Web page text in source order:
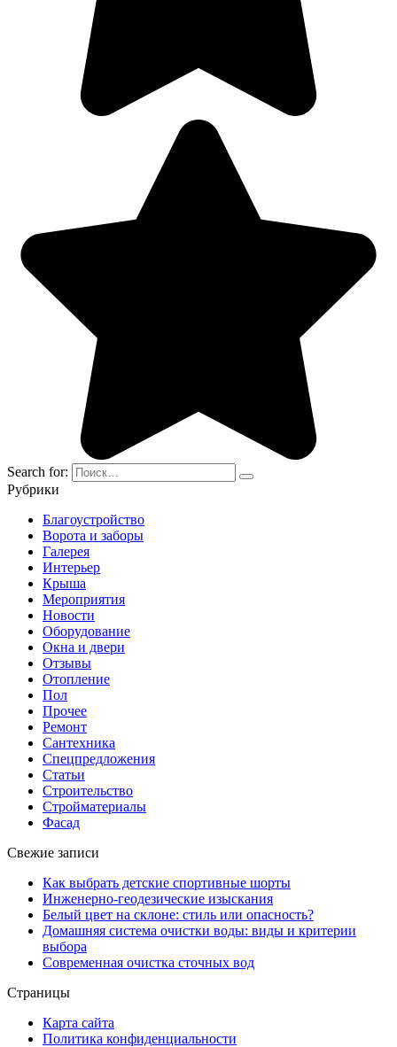
Search for:
Рубрики
Благоустройство
Ворота и заборы
Галерея
Интерьер
Крыша
Мероприятия
Новости
Оборудование
Окна и двери
Отзывы
Отопление
Пол
Прочее
Ремонт
Сантехника
Спецпредложения
Статьи
Строительство
Стройматериалы
Фасад
Свежие записи
Как выбрать детские спортивные шорты
Инженерно-геодезические изыскания
Белый цвет на склоне: стиль или опасность?
Домашняя система очистки воды: виды и критерии
выбора
Современная очистка сточных вод
Страницы
Карта сайта
Политика конфиденциальности